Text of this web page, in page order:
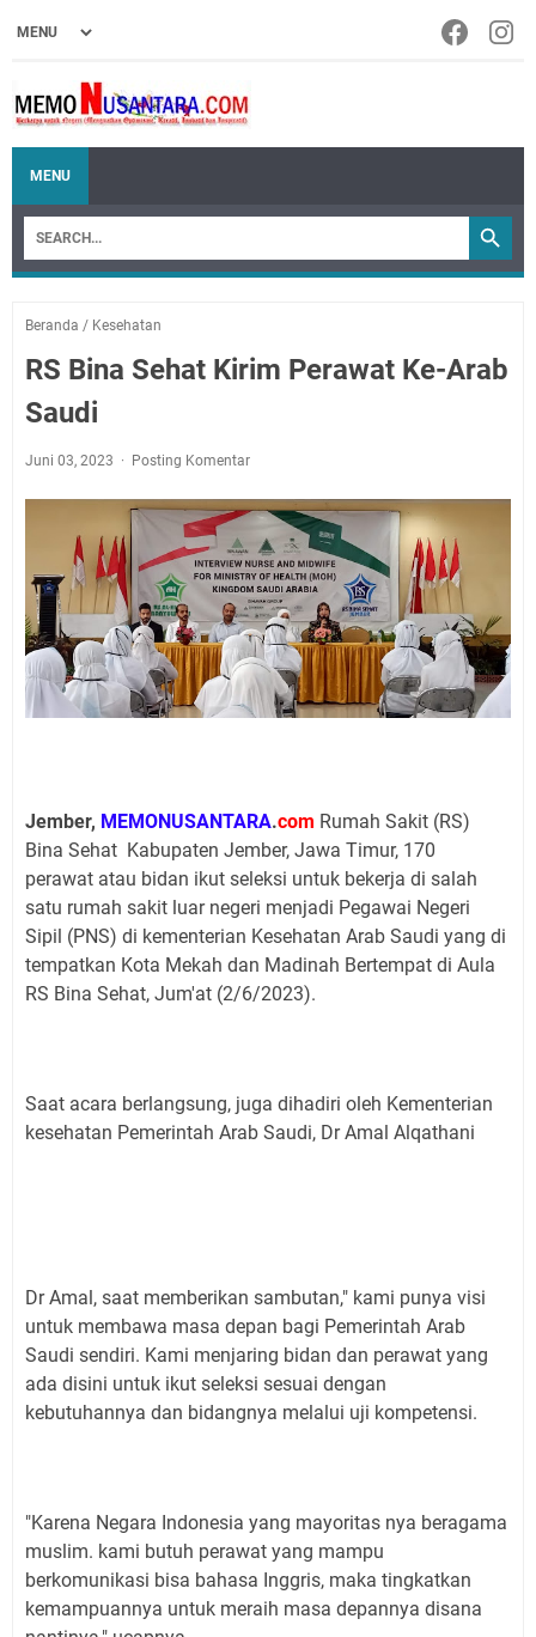
MENU
Beranda / Kesehatan
RS Bina Sehat Kirim Perawat Ke-Arab
Saudi
Juni 03, 2023 Posting Komentar
Jember, MEMONUSANTARA.com Rumah Sakit (RS)
Bina Sehat Kabupaten Jember, Jawa Timur, 170
perawat atau bidan ikut seleksi untuk bekerja di salah
satu rumah sakit luar negeri menjadi Pegawai Negeri
Sipil (PNS) di kementerian Kesehatan Arab Saudi yang di
tempatkan Kota Mekah dan Madinah Bertempat di Aula
RS Bina Sehat, Jum'at (2/6/2023).
Saat acara berlangsung, juga dihadiri oleh Kementerian
kesehatan Pemerintah Arab Saudi, Dr Amal Alqathani
Dr Amal, saat memberikan sambutan," kami punya visi
untuk membawa masa depan bagi Pemerintah Arab
Saudi sendiri. Kami menjaring bidan dan perawat yang
ada disini untuk ikut seleksi sesuai dengan
kebutuhannya dan bidangnya melalui uji kompetensi.
"Karena Negara Indonesia yang mayoritas nya beragama
muslim. kami butuh perawat yang mampu
berkomunikasi bisa bahasa Inggris, maka tingkatkan
kemampuannya untuk meraih masa depannya disana